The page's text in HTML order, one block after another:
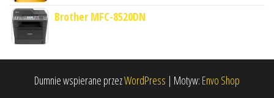
Brother MFC-8520DN
Dumnie wspierane przezWordPress | Motyw: Envo Shop